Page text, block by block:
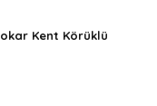
Kent Körüklü